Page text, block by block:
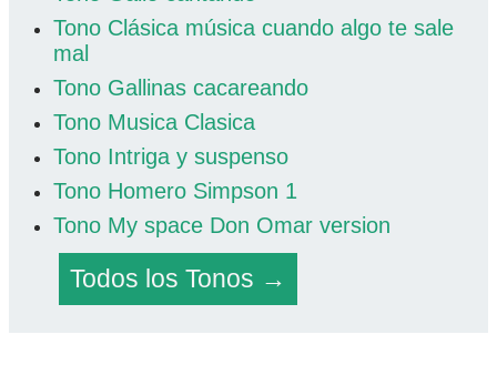
Tono Clásica música cuando algo te sale
mal
Tono Gallinas cacareando
Tono Musica Clasica
Tono Intriga y suspenso
Tono Homero Simpson 1
Tono My space Don Omar version
Todos los Tonos →